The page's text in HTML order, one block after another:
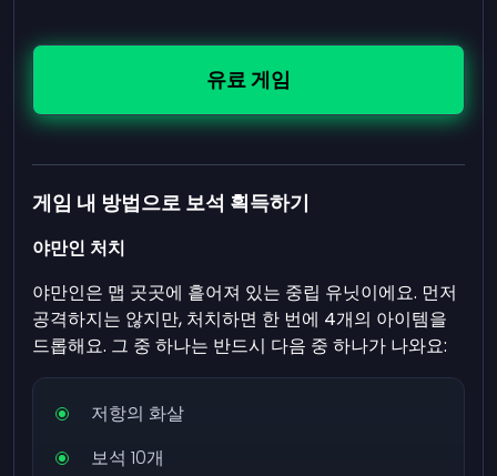
유료 게임
게임 내 방법으로 보석 획득하기
야만인 처치
야만인은 맵 곳곳에 흩어져 있는 중립 유닛이에요. 먼저
공격하지는 않지만, 처치하면 한 번에 4개의 아이템을
드롭해요. 그 중 하나는 반드시 다음 중 하나가 나와요:
저항의 화살
보석 10개